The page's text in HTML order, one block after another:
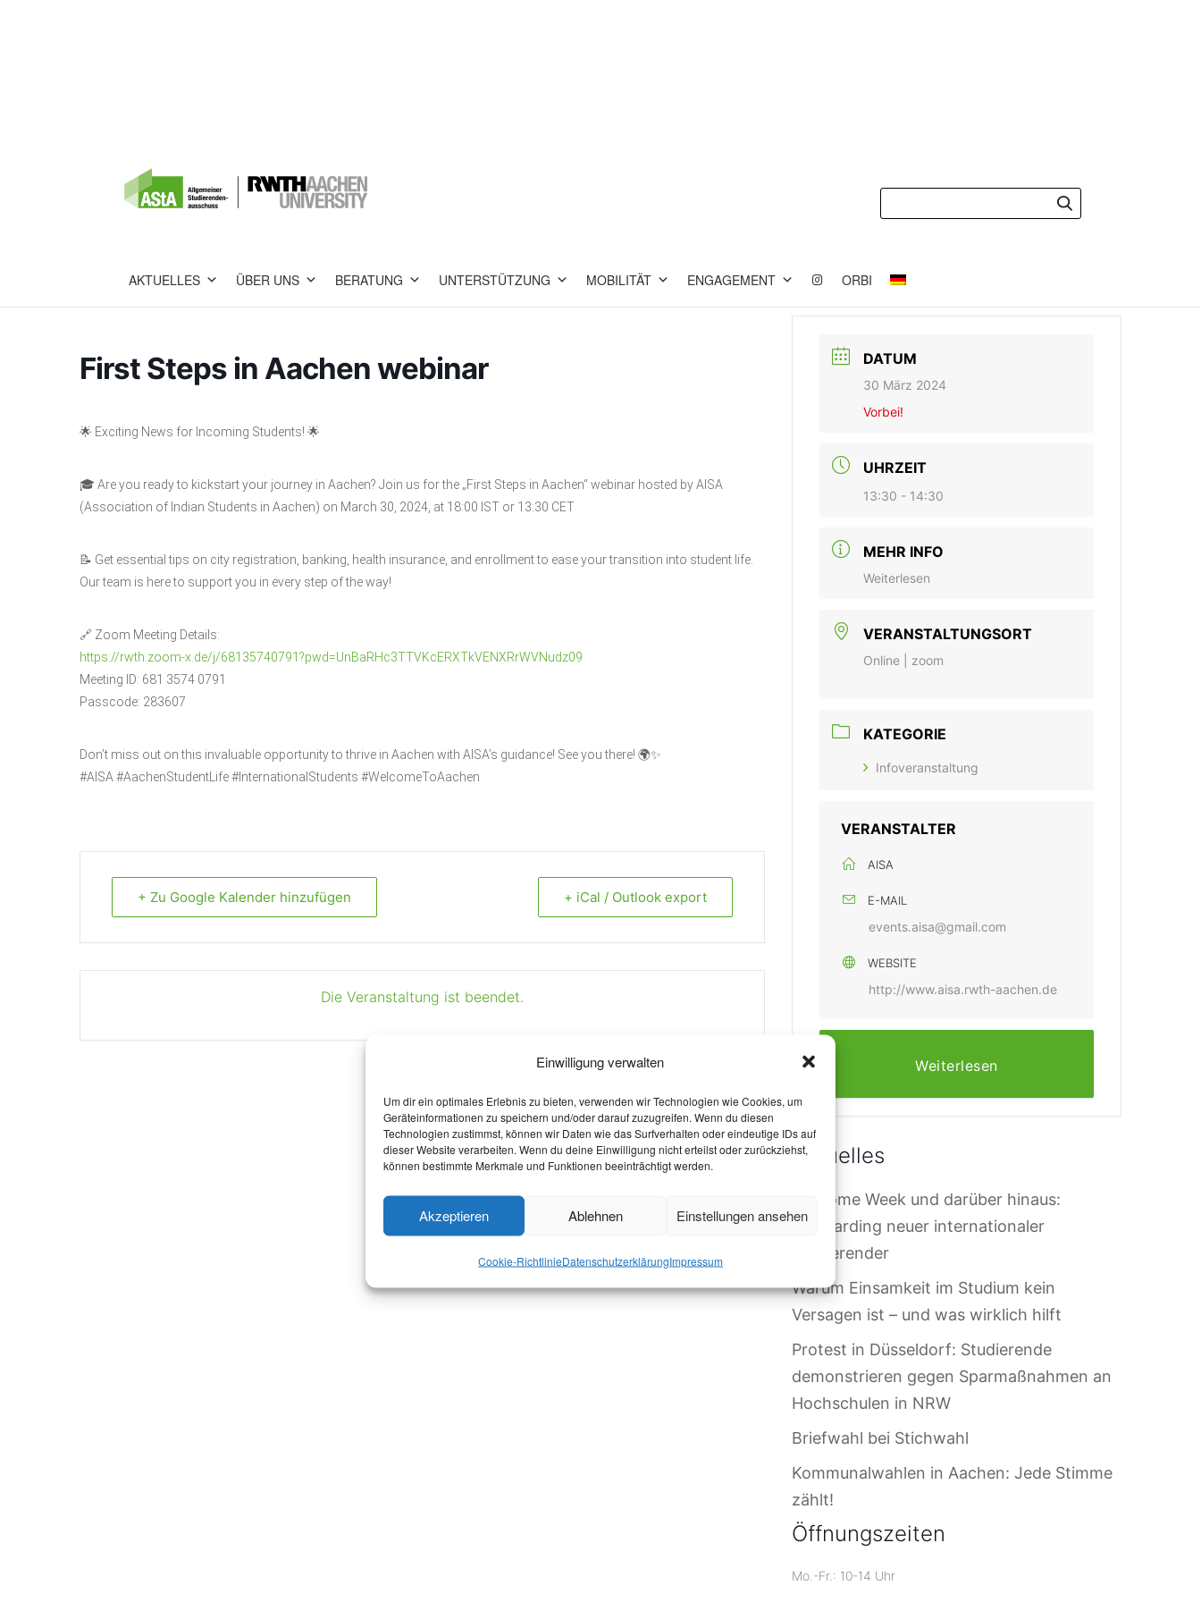
Einwilligung verwalten
Um dir ein optimales Erlebnis zu bieten, verwenden wir Technologien wie Cookies, um
Geräteinformationen zu speichern und/oder darauf zuzugreifen. Wenn du diesen
Technologien zustimmst, können wir Daten wie das Surfverhalten oder eindeutige IDs auf
dieser Website verarbeiten. Wenn du deine Einwilligung nicht erteilst oder zurückziehst,
können bestimmte Merkmale und Funktionen beeinträchtigt werden.
Akzeptieren Ablehnen Einstellungen ansehen
Cookie-RichtlinieDatenschutzerklärungImpressum
AKTUELLES ÜBER UNS BERATUNG UNTERSTÜTZUNG MOBILITÄT ENGAGEMENT ORBI
First Steps in Aachen webinar
🌟 Exciting News for Incoming Students! 🌟
🎓 Are you ready to kickstart your journey in Aachen? Join us for the „First Steps in Aachen“ webinar hosted by AISA
(Association of Indian Students in Aachen) on March 30, 2024, at 18:00 IST or 13:30 CET
📝 Get essential tips on city registration, banking, health insurance, and enrollment to ease your transition into student life.
Our team is here to support you in every step of the way!
🔗 Zoom Meeting Details:
https://rwth.zoom-x.de/j/68135740791?pwd=UnBaRHc3TTVKcERXTkVENXRrWVNudz09
Meeting ID: 681 3574 0791
Passcode: 283607
Don’t miss out on this invaluable opportunity to thrive in Aachen with AISA’s guidance! See you there! 🌍✨
#AISA #AachenStudentLife #InternationalStudents #WelcomeToAachen
+ Zu Google Kalender hinzufügen + iCal / Outlook export
Die Veranstaltung ist beendet.
DATUM
30 März 2024
Vorbei!
UHRZEIT
13:30 - 14:30
MEHR INFO
Weiterlesen
VERANSTALTUNGSORT
Online | zoom
KATEGORIE
Infoveranstaltung
VERANSTALTER
AISA
E-MAIL
events.aisa@gmail.com
WEBSITE
http://www.aisa.rwth-aachen.de
Weiterlesen
Aktuelles
Welcome Week und darüber hinaus:
Onboarding neuer internationaler
Studierender
Warum Einsamkeit im Studium kein
Versagen ist – und was wirklich hilft
Protest in Düsseldorf: Studierende
demonstrieren gegen Sparmaßnahmen an
Hochschulen in NRW
Briefwahl bei Stichwahl
Kommunalwahlen in Aachen: Jede Stimme
zählt!
Öffnungszeiten
Mo.-Fr.: 10-14 Uhr